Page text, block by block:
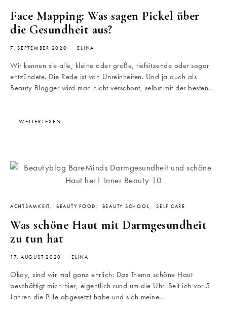
Face Mapping: Was sagen Pickel über
die Gesundheit aus?
7. SEPTEMBER 2020 ELINA
Wir kennen sie alle, kleine oder große, tiefsitzende oder sogar
entzündete. Die Rede ist von Unreinheiten. Und ja auch als
Beauty Blogger wird man nicht verschont, selbst mit der besten…
WEITERLESEN
ACHTSAMKEIT BEAUTY FOOD BEAUTY SCHOOL SELF CARE
Was schöne Haut mit Darmgesundheit
zu tun hat
17. AUGUST 2020 ELINA
Okay, sind wir mal ganz ehrlich: Das Thema schöne Haut
beschäftigt mich hier, eigentlich rund um die Uhr. Seit ich vor 5
Jahren die Pille abgesetzt habe und sich meine…